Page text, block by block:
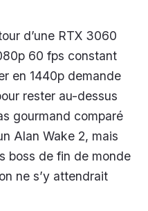
d’une RTX 3060
60 fps constant
en 1440p demande
rester au-dessus
gourmand comparé
Alan Wake 2, mais
boss de fin de monde
ne s’y attendrait